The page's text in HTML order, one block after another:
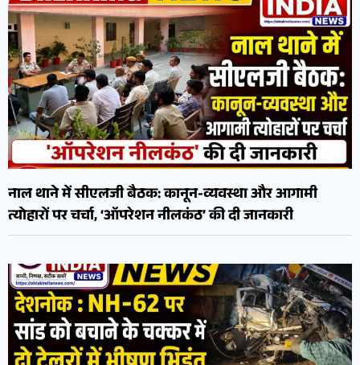
नाल थाने में सीएलजी बैठक: कानून-व्यवस्था और आगामी
त्योहारों पर चर्चा, ‘ऑपरेशन नीलकंठ’ की दी जानकारी